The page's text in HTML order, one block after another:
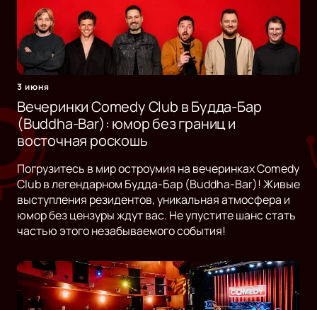
3 июня
Вечеринки Comedy Club в Будда-Бар
(Buddha-Bar): юмор без границ и
восточная роскошь
Погрузитесь в мир остроумия на вечеринках Comedy
Club в легендарном Будда-Бар (Buddha-Bar)! Живые
выступления резидентов, уникальная атмосфера и
юмор без цензуры ждут вас. Не упустите шанс стать
частью этого незабываемого события!